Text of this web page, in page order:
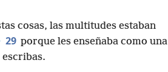
cosas, las multitudes estaban
29 porque les enseñaba como una
escribas.